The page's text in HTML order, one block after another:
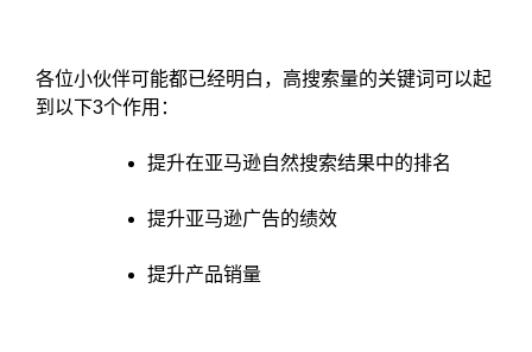
各位小伙伴可能都已经明白，高搜索量的关键词可以起
到以下3个作用：
提升在亚马逊自然搜索结果中的排名
提升亚马逊广告的绩效
提升产品销量